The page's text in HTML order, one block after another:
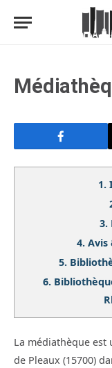
1.
3.
4. Avis
5.
6.
La médiathèque
de Pleaux (15700)